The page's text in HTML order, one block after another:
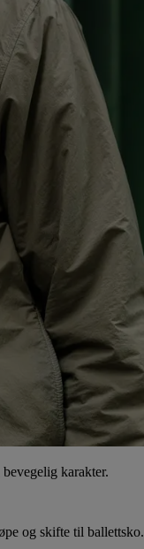
karakter.
og skifte til ballettsko.